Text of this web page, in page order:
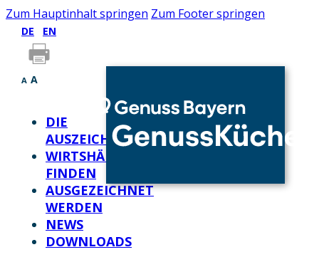
Zum Hauptinhalt springen Zum Footer springen
DE EN
A A
DIE
AUSZEICHNUNG
WIRTSHÄUSER
FINDEN
AUSGEZEICHNET
WERDEN
NEWS
DOWNLOADS